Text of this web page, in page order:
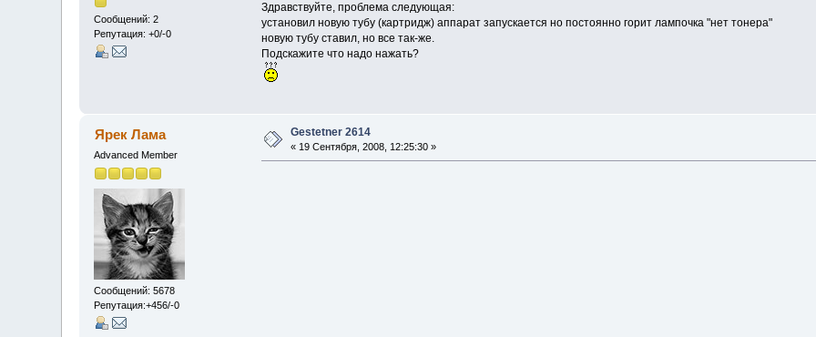
Сообщений: 2
Репутация: +0/-0
Здравствуйте, проблема следующая:
установил новую тубу (картридж) аппарат запускается но постоянно горит лампочка "нет тонера"
новую тубу ставил, но все так-же.
Подскажите что надо нажать?
Ярек Лама
Advanced Member
Сообщений: 5678
Репутация:+456/-0
Gestetner 2614
« 19 Сентября, 2008, 12:25:30 »